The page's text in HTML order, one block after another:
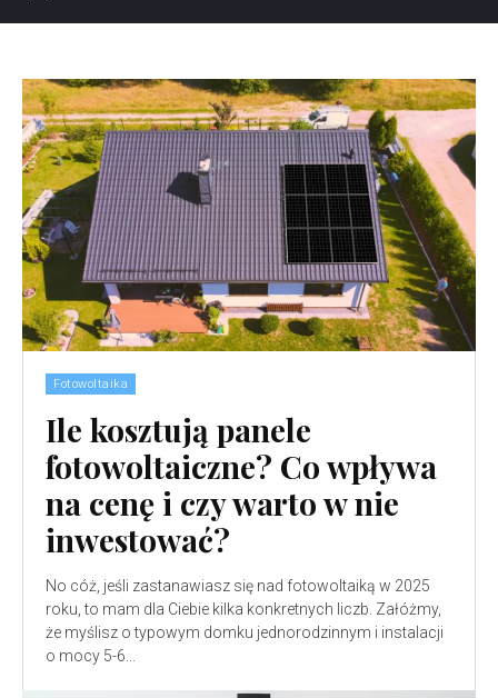
Fotowoltaika
Ile kosztują panele
fotowoltaiczne? Co wpływa
na cenę i czy warto w nie
inwestować?
No cóż, jeśli zastanawiasz się nad fotowoltaiką w 2025
roku, to mam dla Ciebie kilka konkretnych liczb. Załóżmy,
że myślisz o typowym domku jednorodzinnym i instalacji
o mocy 5-6...